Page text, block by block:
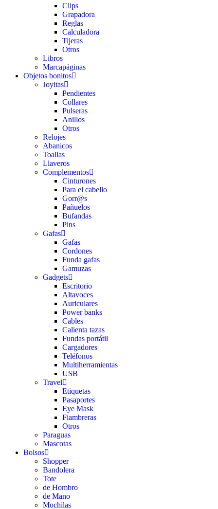
Clips
Grapadora
Reglas
Calculadora
Tijeras
Otros
Libros
Marcapáginas
Objetos bonitos
Joyitas
Pendientes
Collares
Pulseras
Anillos
Otros
Relojes
Abanicos
Toallas
Llaveros
Complementos
Cinturones
Para el cabello
Gorr@s
Pañuelos
Bufandas
Pins
Gafas
Gafas
Cordones
Funda gafas
Gamuzas
Gadgets
Escritorio
Altavoces
Auriculares
Power banks
Cables
Calienta tazas
Fundas portátil
Cargadores
Teléfonos
Multiherramientas
USB
Travel
Etiquetas
Pasaportes
Eye Mask
Fiambreras
Otros
Paraguas
Mascotas
Bolsos
Shopper
Bandolera
Tote
de Hombro
de Mano
Mochilas